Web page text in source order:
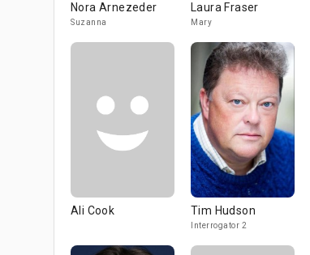
Nora Arnezeder
Suzanna
Laura Fraser
Mary
Ali Cook Tim Hudson
Interrogator 2